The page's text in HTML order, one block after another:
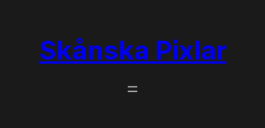
Skånska Pixlar